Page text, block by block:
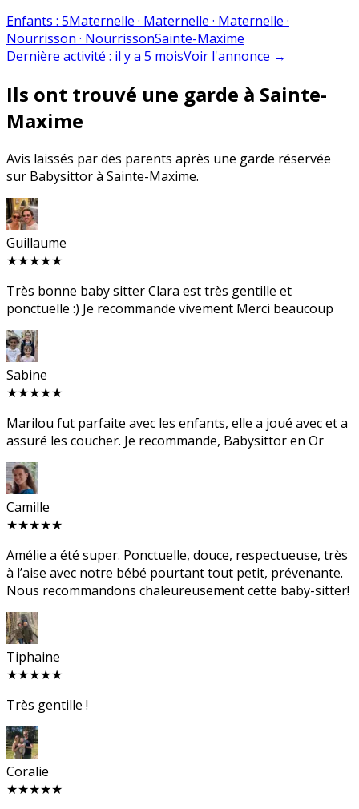
Enfants : 5Maternelle · Maternelle · Maternelle ·
Nourrisson · NourrissonSainte-Maxime
Dernière activité : il y a 5 moisVoir l'annonce →
Ils ont trouvé une garde à Sainte-
Maxime
Avis laissés par des parents après une garde réservée
sur Babysittor à Sainte-Maxime.
Guillaume
★★★★★
Très bonne baby sitter Clara est très gentille et
ponctuelle :) Je recommande vivement Merci beaucoup
Sabine
★★★★★
Marilou fut parfaite avec les enfants, elle a joué avec et a
assuré les coucher. Je recommande, Babysittor en Or
Camille
★★★★★
Amélie a été super. Ponctuelle, douce, respectueuse, très
à l’aise avec notre bébé pourtant tout petit, prévenante.
Nous recommandons chaleureusement cette baby-sitter!
Tiphaine
★★★★★
Très gentille !
Coralie
★★★★★